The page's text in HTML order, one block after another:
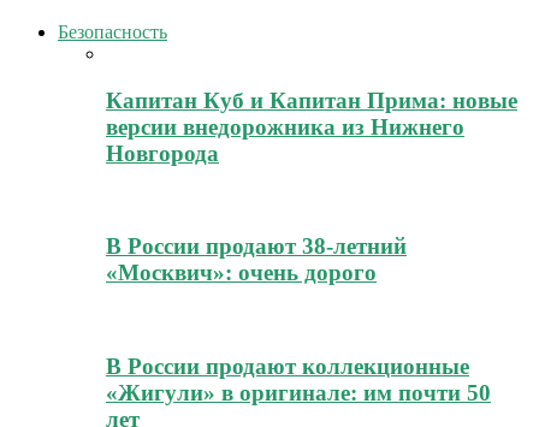
Безопасность
Капитан Куб и Капитан Прима: новые
версии внедорожника из Нижнего
Новгорода
В России продают 38-летний
«Москвич»: очень дорого
В России продают коллекционные
«Жигули» в оригинале: им почти 50
лет